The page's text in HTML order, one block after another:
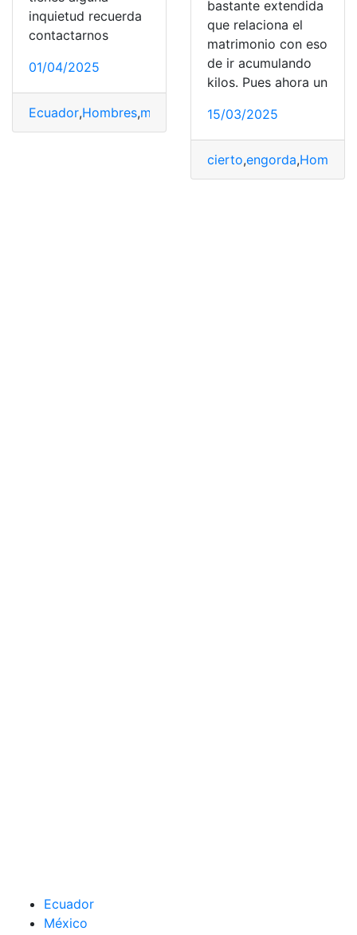
inquietud recuerda
contactarnos
01/04/2025
Ecuador,Hombres,militar Servicio,Voluntario
bastante extendida
que relaciona el
matrimonio con eso
de ir acumulando
kilos. Pues ahora un
15/03/2025
cierto,engorda,Hombres
Ecuador
México